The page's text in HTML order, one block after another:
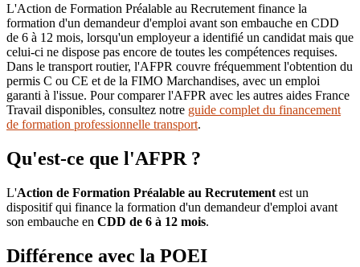
L'Action de Formation Préalable au Recrutement finance la
formation d'un demandeur d'emploi avant son embauche en CDD
de 6 à 12 mois, lorsqu'un employeur a identifié un candidat mais que
celui-ci ne dispose pas encore de toutes les compétences requises.
Dans le transport routier, l'AFPR couvre fréquemment l'obtention du
permis C ou CE et de la FIMO Marchandises, avec un emploi
garanti à l'issue. Pour comparer l'AFPR avec les autres aides France
Travail disponibles, consultez notre guide complet du financement
de formation professionnelle transport.
Qu'est-ce que l'AFPR ?
L'Action de Formation Préalable au Recrutement est un
dispositif qui finance la formation d'un demandeur d'emploi avant
son embauche en CDD de 6 à 12 mois.
Différence avec la POEI